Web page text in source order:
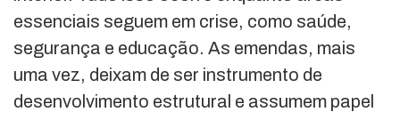
essenciais seguem em crise, como saúde,
segurança e educação. As emendas, mais
uma vez, deixam de ser instrumento de
desenvolvimento estrutural e assumem papel